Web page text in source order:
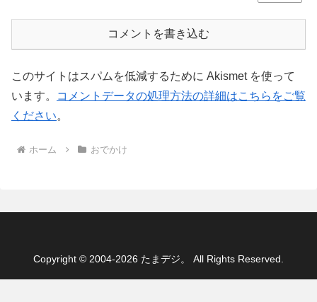
コメントを書き込む
このサイトはスパムを低減するために Akismet を使って
います。
コメントデータの処理方法の詳細はこちらをご覧
ください。
ホーム おでかけ
Copyright © 2004-2026 たまデジ。 All Rights Reserved.